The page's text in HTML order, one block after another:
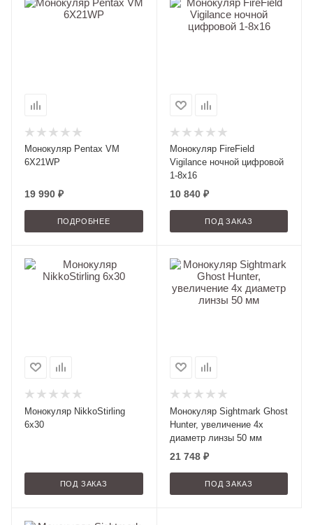
Монокуляр Pentax VM
6X21WP
19 990 ₽
ПОДРОБНЕЕ
Монокуляр FireField
Vigilance ночной цифровой
1-8х16
10 840₽
ПОД ЗАКАЗ
Монокуляр NikkoStirling
6х30
ПОД ЗАКАЗ
Монокуляр Sightmark Ghost
Hunter, увеличение 4x
диаметр линзы 50 мм
21 748₽
ПОД ЗАКАЗ